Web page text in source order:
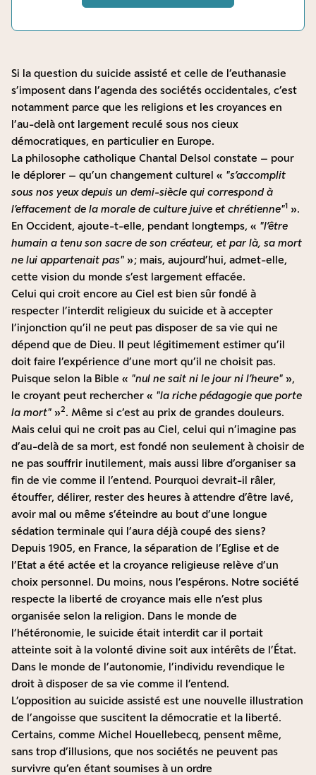
Si la question du suicide assisté et celle de l’euthanasie
s’imposent dans l’agenda des sociétés occidentales, c’est
notamment parce que les religions et les croyances en
l’au-delà ont largement reculé sous nos cieux
démocratiques, en particulier en Europe.
La philosophe catholique Chantal Delsol constate – pour
le déplorer – qu’un changement culturel «
s’accomplit
sous nos yeux depuis un demi-siècle qui correspond à
l’effacement de la morale de culture juive et chrétienne 1 ».
En Occident, ajoute-t-elle, pendant longtemps, «
l’être
humain a tenu son sacre de son créateur, et par là, sa mort
ne lui appartenait pas
» ; mais, aujourd’hui, admet-elle,
cette vision du monde s’est largement effacée.
Celui qui croit encore au Ciel est bien sûr fondé à
respecter l’interdit religieux du suicide et à accepter
l’injonction qu’il ne peut pas disposer de sa vie qui ne
dépend que de Dieu. Il peut légitimement estimer qu’il
doit faire l’expérience d’une mort qu’il ne choisit pas.
Puisque selon la Bible «
nul ne sait ni le jour ni l’heure
»,
le croyant peut rechercher «
la riche pédagogie que porte
la mort
»2. Même si c’est au prix de grandes douleurs.
Mais celui qui ne croit pas au Ciel, celui qui n’imagine pas
d’au-delà de sa mort, est fondé non seulement à choisir de
ne pas souffrir inutilement, mais aussi libre d’organiser sa
fin de vie comme il l’entend. Pourquoi devrait-il râler,
étouffer, délirer, rester des heures à attendre d’être lavé,
avoir mal ou même s’éteindre au bout d’une longue
sédation terminale qui l’aura déjà coupé des siens ?
Depuis 1905, en France, la séparation de l’Eglise et de
l’Etat a été actée et la croyance religieuse relève d’un
choix personnel. Du moins, nous l’espérons. Notre société
respecte la liberté de croyance mais elle n’est plus
organisée selon la religion. Dans le monde de
l’hétéronomie, le suicide était interdit car il portait
atteinte soit à la volonté divine soit aux intérêts de l’État.
Dans le monde de l’autonomie, l’individu revendique le
droit à disposer de sa vie comme il l’entend.
L’opposition au suicide assisté est une nouvelle illustration
de l’angoisse que suscitent la démocratie et la liberté.
Certains, comme Michel Houellebecq, pensent même,
sans trop d’illusions, que nos sociétés ne peuvent pas
survivre qu’en étant soumises à un ordre